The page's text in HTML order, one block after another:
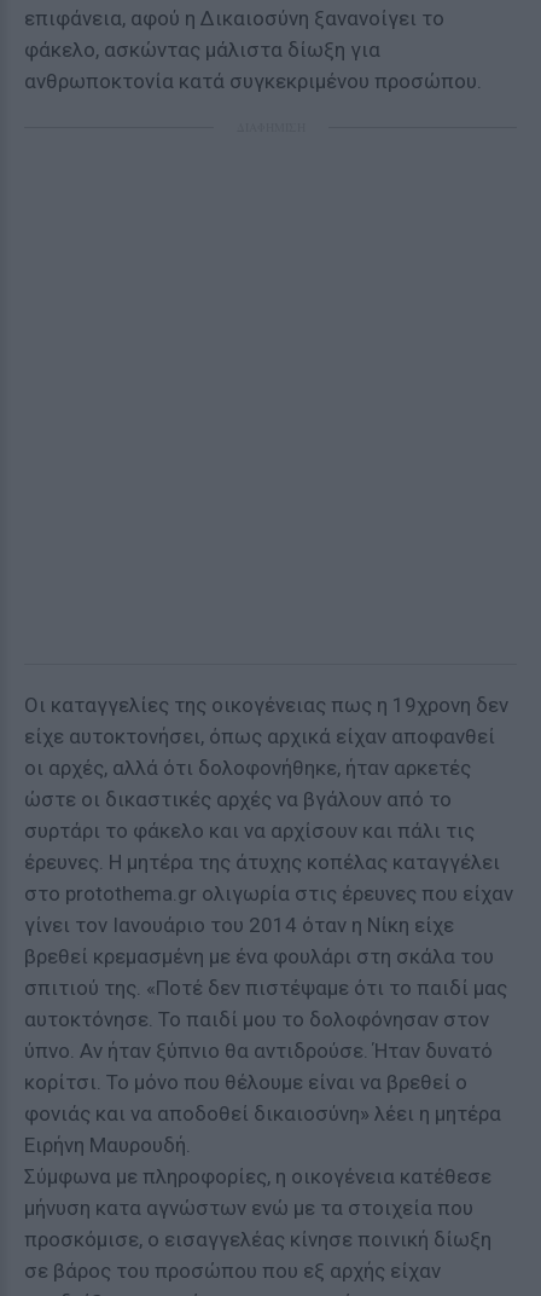
επιφάνεια, αφού η Δικαιοσύνη ξανανοίγει το
φάκελο, ασκώντας μάλιστα δίωξη για
ανθρωποκτονία κατά συγκεκριμένου προσώπου.
Οι καταγγελίες της οικογένειας πως η 19χρονη δεν
είχε αυτοκτονήσει, όπως αρχικά είχαν αποφανθεί
οι αρχές, αλλά ότι δολοφονήθηκε, ήταν αρκετές
ώστε οι δικαστικές αρχές να βγάλουν από το
συρτάρι το φάκελο και να αρχίσουν και πάλι τις
έρευνες. Η μητέρα της άτυχης κοπέλας καταγγέλει
στο protothema.gr ολιγωρία στις έρευνες που είχαν
γίνει τον Ιανουάριο του 2014 όταν η Νίκη είχε
βρεθεί κρεμασμένη με ένα φουλάρι στη σκάλα του
σπιτιού της. «Ποτέ δεν πιστέψαμε ότι το παιδί μας
αυτοκτόνησε. Το παιδί μου το δολοφόνησαν στον
ύπνο. Αν ήταν ξύπνιο θα αντιδρούσε. Ήταν δυνατό
κορίτσι. Το μόνο που θέλουμε είναι να βρεθεί ο
φονιάς και να αποδοθεί δικαιοσύνη» λέει η μητέρα
Ειρήνη Μαυρουδή.
Σύμφωνα με πληροφορίες, η οικογένεια κατέθεσε
μήνυση κατα αγνώστων ενώ με τα στοιχεία που
προσκόμισε, ο εισαγγελέας κίνησε ποινική δίωξη
σε βάρος του προσώπου που εξ αρχής είχαν